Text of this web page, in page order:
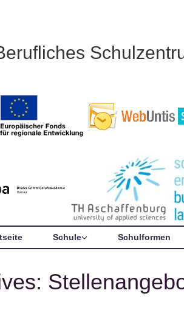
Schule Schulformen